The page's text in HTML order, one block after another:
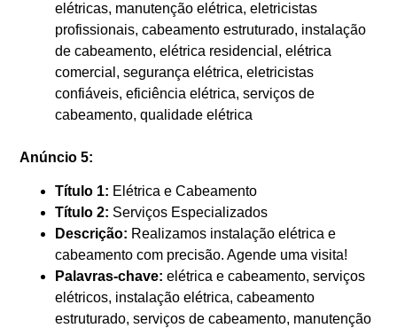
elétricas, manutenção elétrica, eletricistas
profissionais, cabeamento estruturado, instalação
de cabeamento, elétrica residencial, elétrica
comercial, segurança elétrica, eletricistas
confiáveis, eficiência elétrica, serviços de
cabeamento, qualidade elétrica
Anúncio 5:
Título 1: Elétrica e Cabeamento
Título 2: Serviços Especializados
Descrição: Realizamos instalação elétrica e
cabeamento com precisão. Agende uma visita!
Palavras-chave: elétrica e cabeamento, serviços
elétricos, instalação elétrica, cabeamento
estruturado, serviços de cabeamento, manutenção